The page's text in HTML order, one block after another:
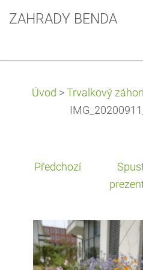
ZAHRADY BENDA
Úvod > Trvalkový
Předchozí